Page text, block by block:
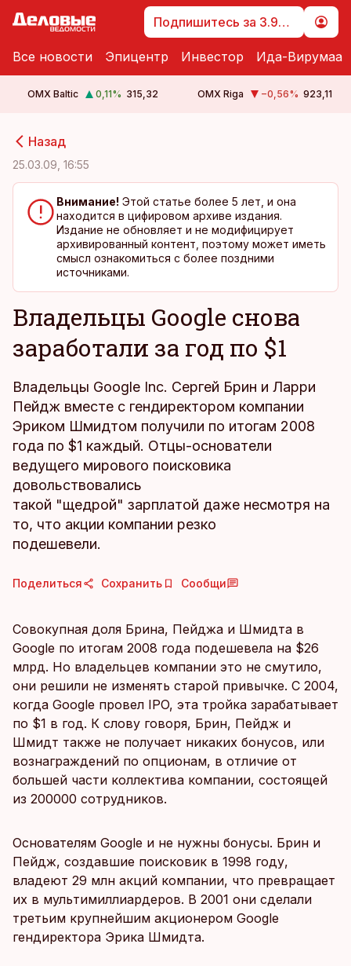
Подпишитесь за 3.99 €
Все новости Эпицентр Инвестор Ида-Вирумаа
OMX Baltic 0,11% 315,32 OMX Riga −0,56% 923,11
Назад
25.03.09, 16:55
Внимание! Этой статье более 5 лет, и она
находится в цифировом архиве издания.
Издание не обновляет и не модифицирует
архивированный контент, поэтому может иметь
смысл ознакомиться с более поздними
источниками.
Владельцы Google снова
заработали за год по $1
Владельцы Google Inc. Сергей Брин и Ларри
Пейдж вместе с гендиректором компании
Эриком Шмидтом получили по итогам 2008
года по $1 каждый. Отцы-основатели
ведущего мирового поисковика
довольствовались
такой "щедрой" зарплатой даже несмотря на
то, что акции компании резко
подешевели.
Поделиться Сохранить Сообщи
Совокупная доля Брина, Пейджа и Шмидта в
Google по итогам 2008 года подешевела на $26
млрд. Но владельцев компании это не смутило,
они решили не изменять старой привычке. С 2004,
когда Google провел IPO, эта тройка зарабатывает
по $1 в год. К слову говоря, Брин, Пейдж и
Шмидт также не получает никаких бонусов, или
вознаграждений по опционам, в отличие от
большей части коллектива компании, состоящей
из 200000 сотрудников.
Основателям Google и не нужны бонусы. Брин и
Пейдж, создавшие поисковик в 1998 году,
владеют 29 млн акций компании, что превращает
их в мультимиллиардеров. В 2001 они сделали
третьим крупнейшим акционером Google
гендиректора Эрика Шмидта.